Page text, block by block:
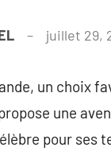
juillet 29,
un choix
une
pour ses